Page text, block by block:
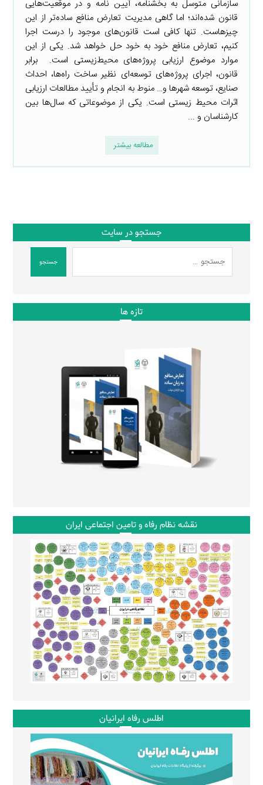
سازمانی متوسل به بخشنامه، آیین نامه و در موقعیت‌هایی
قانون شده‌اند؛ اما گاهی مدیریت تعارض منافع ساده‌تر از این
چیزهاست. تنها کافی است قانون‌های موجود را درست اجرا
کنیم، تعارض منافع خود به خود حل خواهد شد. یکی از این
موارد موضوع ارزیابی پروژه‌های محیط‌زیستی است. برابر
قانون، اجرای پروژه‌های توسعه‌ای نظیر ساخت راه‌ها، احداث
صنایع، توسعه شهرها و… منوط به انجام و تأیید مطالعات ارزیابی
اثرات محیط زیستی است. یکی از موضوعاتی که سال‌ها بین
کارشناسان و ...
مطالعه بیشتر
جستجو در سایت
جستجو
تازه ها
نقشه نظام رفاه و تامین اجتماعی ایران
اطلس رفاه ایرانیان